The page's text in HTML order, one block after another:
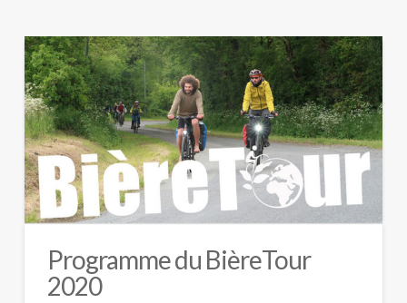
Programme du BièreTour
2020